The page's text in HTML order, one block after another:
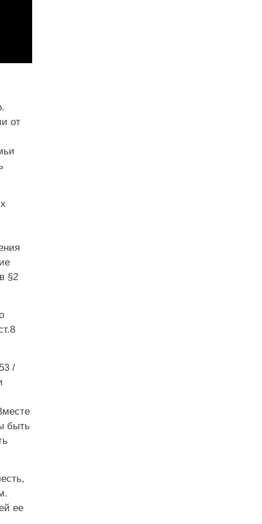
от
§2
/
быть
ее